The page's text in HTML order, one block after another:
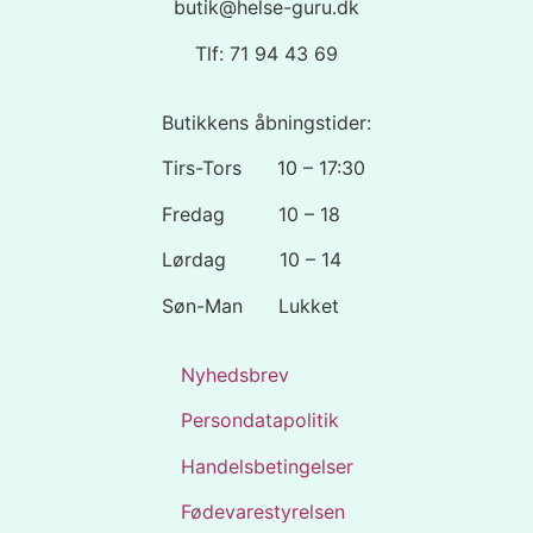
butik@helse-guru.dk
Tlf: 71 94 43 69
Butikkens åbningstider:
Tirs-Tors 10 – 17:30
Fredag 10 – 18
Lørdag 10 – 14
Søn-Man Lukket
Nyhedsbrev
Persondatapolitik
Handelsbetingelser
Fødevarestyrelsen